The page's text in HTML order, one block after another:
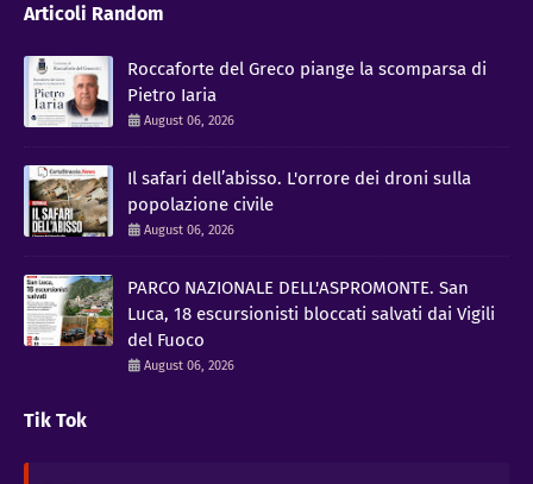
Articoli Random
Roccaforte del Greco piange la scomparsa di
Pietro Iaria
August 06, 2026
Il safari dell’abisso. L'orrore dei droni sulla
popolazione civile
August 06, 2026
PARCO NAZIONALE DELL'ASPROMONTE. San
Luca, 18 escursionisti bloccati salvati dai Vigili
del Fuoco
August 06, 2026
Tik Tok